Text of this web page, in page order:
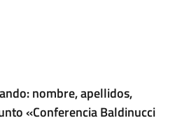
nombre, apellidos,
«Conferencia Baldinucci